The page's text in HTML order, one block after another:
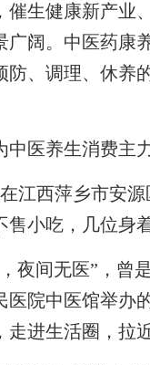
催生健康新产业
广阔。中医药康
防、调理、休养
中医养生消费主
西萍乡市安源
售小吃，几位身
间无医”，曾是
医院中医馆举办
走进生活圈，拉